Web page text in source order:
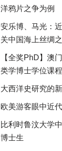
洋鸦片之争为例
安乐博、马光：
关中国海上丝绸
【全奖PhD】澳
类学博士学位课
大西洋史研究的
欧美游客眼中近
比利时鲁汶大学
博士生